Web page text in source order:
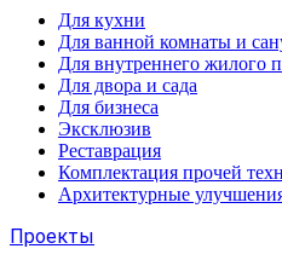
Для кухни
Для ванной комнаты и
Для внутреннего жилого
Для двора и сада
Для бизнеса
Эксклюзив
Реставрация
Комплектация прочей
Архитектурные
Проекты